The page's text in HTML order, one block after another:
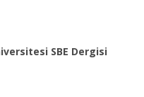
SBE Dergisi